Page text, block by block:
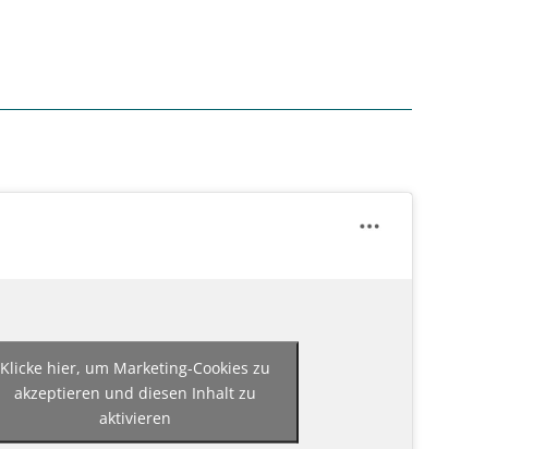
Klicke hier, um Marketing-Cookies zu
akzeptieren und diesen Inhalt zu
aktivieren